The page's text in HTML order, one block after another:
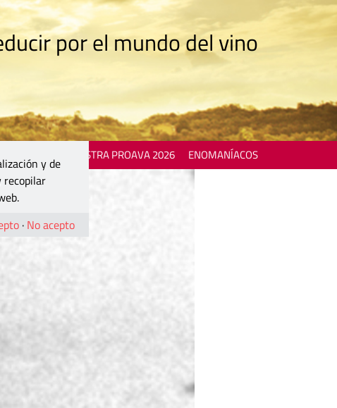
por el mundo del vino
MOSTRA PROAVA 2026 ENOMANÍACOS
y de
recopilar
· No acepto